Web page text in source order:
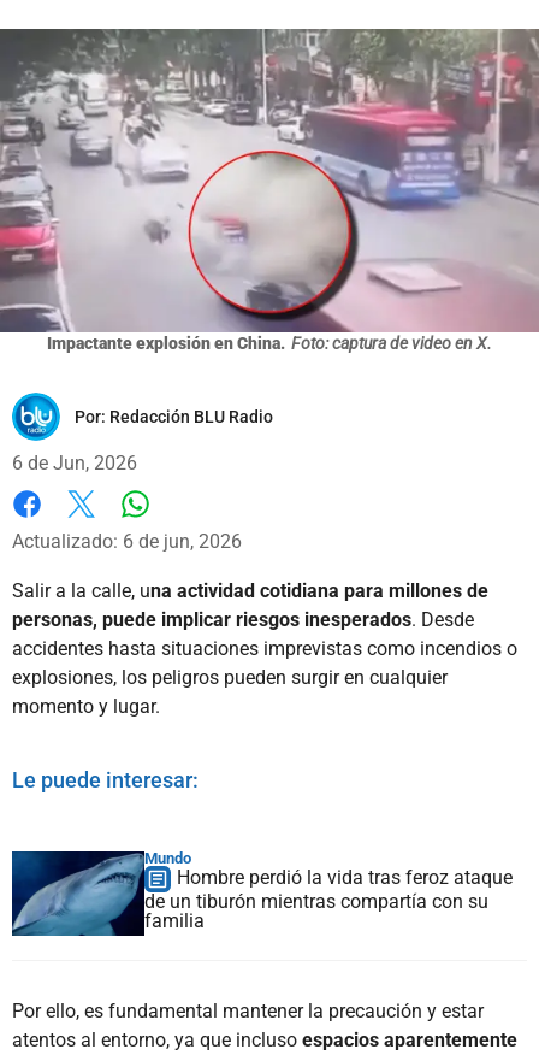
Impactante explosión en China. Foto: captura de video en X.
Por: Redacción BLU Radio
6 de Jun, 2026
Facebook
X
Actualizado: 6 de jun, 2026
Salir a la calle, una actividad cotidiana para millones de
personas, puede implicar riesgos inesperados. Desde
accidentes hasta situaciones imprevistas como incendios o
explosiones, los peligros pueden surgir en cualquier
momento y lugar.
Le puede interesar:
Mundo
Hombre perdió la vida tras feroz ataque
de un tiburón mientras compartía con su
familia
Por ello, es fundamental mantener la precaución y estar
atentos al entorno, ya que incluso espacios aparentemente